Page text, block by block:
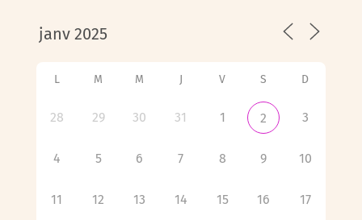
L M M J V S D
28 29 30 31 1 2 3
4 5 6 7 8 9 10
11 12 13 14 15 16 17